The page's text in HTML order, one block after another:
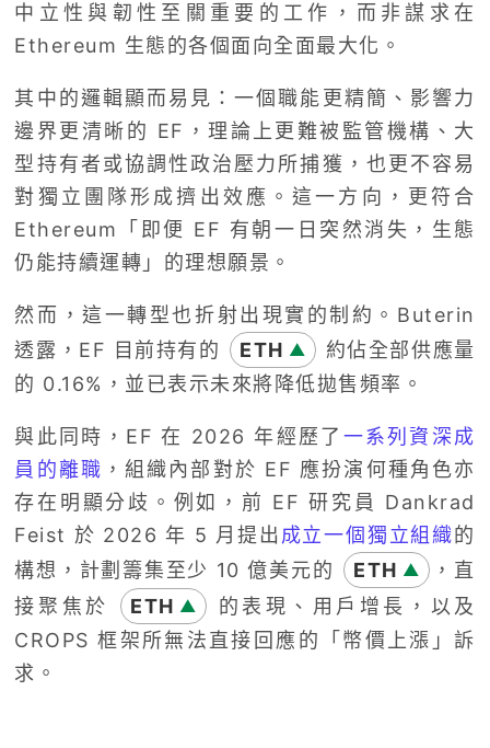
中立性與韌性至關重要的工作，而非謀求在
Ethereum 生態的各個面向全面最大化。
其中的邏輯顯而易見：一個職能更精簡、影響力
邊界更清晰的 EF，理論上更難被監管機構、大
型持有者或協調性政治壓力所捕獲，也更不容易
對獨立團隊形成擠出效應。這一方向，更符合
Ethereum「即便 EF 有朝一日突然消失，生態
仍能持續運轉」的理想願景。
然而，這一轉型也折射出現實的制約。Buterin
透露，EF 目前持有的
ETH ▲
約佔全部供應量
的 0.16%，並已表示未來將降低拋售頻率。
與此同時，EF 在 2026 年經歷了 一系列資深成
員的離職 ，組織內部對於 EF 應扮演何種角色亦
存在明顯分歧。例如，前 EF 研究員 Dankrad
Feist 於 2026 年 5 月提出 成立一個獨立組織的
構想，計劃籌集至少 10 億美元的
ETH ▲
，直
接聚焦於
ETH ▲
的表現、用戶增長，以及
CROPS 框架所無法直接回應的「幣價上漲」訴
求。